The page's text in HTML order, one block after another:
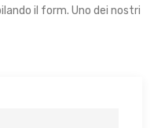
il form. Uno dei nostri